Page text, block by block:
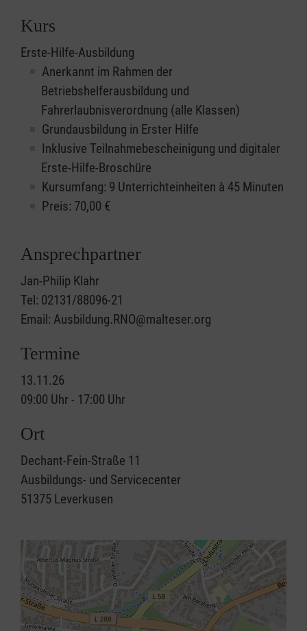
Kurs
Erste-Hilfe-Ausbildung
Anerkannt im Rahmen der
Betriebshelferausbildung und
Fahrerlaubnisverordnung (alle Klassen)
Grundausbildung in Erster Hilfe
Inklusive Teilnahmebescheinigung und digitaler
Erste-Hilfe-Broschüre
Kursumfang: 9 Unterrichteinheiten à 45 Minuten
Preis: 70,00 €
Ansprechpartner
Jan-Philip Klahr
Tel: 02131/88096-21
Email: Ausbildung.RNO@malteser.org
Termine
13.11.26
09:00 Uhr - 17:00 Uhr
Ort
Dechant-Fein-Straße 11
Ausbildungs- und Servicecenter
51375 Leverkusen